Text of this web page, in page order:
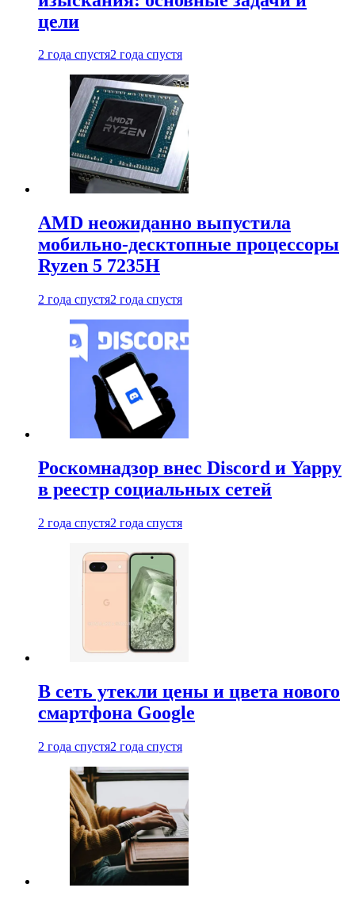
цели
2 года спустя2 года спустя
AMD неожиданно выпустила
мобильно-десктопные процессоры
Ryzen 5 7235H
2 года спустя2 года спустя
Роскомнадзор внес Discord и Yappy
в реестр социальных сетей
2 года спустя2 года спустя
В сеть утекли цены и цвета нового
смартфона Google
2 года спустя2 года спустя